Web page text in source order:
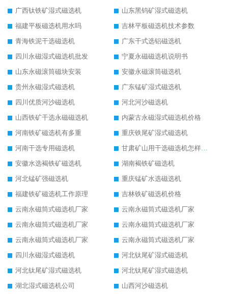
广西钛铁矿湿式磁选机
山东黑钨矿湿式磁选机
福建平板磁选机用水吗
吉林平板磁选机技术参数
青海铁泥干选磁选机
广东干式选铝磁选机
四川永磁湿式磁选机批发
宁夏永磁磁选机说明书
山东永磁滚筒磁块安装
安徽永磁滚筒磁选机
贵州永磁湿式磁选机
广东锰矿湿式磁选机
四川优质河沙磁选机
河北河沙磁选机
山西铁矿干选永磁磁选机
内蒙古永磁湿式磁选机价格
河南铁矿磁选机有多重
重庆铁尾矿湿式磁选机
河南干选专用磁选机
甘肃矿山用干选磁选机怎样调磁
安徽水选褐铁矿磁选机
湖南褐铁矿磁选机
河北锰矿强磁选机
重庆锰矿水选磁选机
福建铁矿磁选机工作原理
吉林铁矿磁选机价格
云南永磁筒式磁选机厂家
云南永磁筒式磁选机厂家
云南永磁筒式磁选机厂家
云南永磁筒式磁选机厂家
云南永磁筒式磁选机厂家
云南永磁筒式磁选机厂家
四川永磁湿式磁选机
河北钛尾矿湿式磁选机
河北钛尾矿湿式磁选机
河北钛尾矿湿式磁选机
湖北湿式磁选机公司
山西河沙磁选机